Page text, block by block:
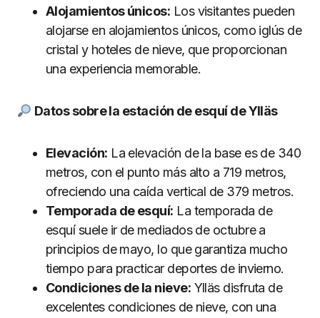
Alojamientos únicos: Los visitantes pueden
alojarse en alojamientos únicos, como iglús de
cristal y hoteles de nieve, que proporcionan
una experiencia memorable.
Datos sobre la estación de esquí de Ylläs
Elevación: La elevación de la base es de 340
metros, con el punto más alto a 719 metros,
ofreciendo una caída vertical de 379 metros.
Temporada de esquí: La temporada de
esquí suele ir de mediados de octubre a
principios de mayo, lo que garantiza mucho
tiempo para practicar deportes de invierno.
Condiciones de la nieve: Ylläs disfruta de
excelentes condiciones de nieve, con una